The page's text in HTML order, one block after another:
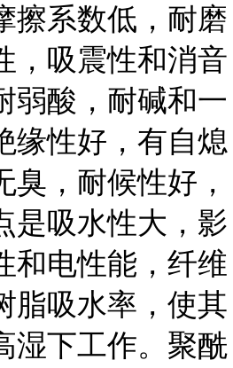
擦系数低，耐磨
，吸震性和消音
弱酸，耐碱和一
缘性好，有自熄
臭，耐候性好，
是吸水性大，影
和电性能，纤维
脂吸水率，使其
湿下工作。聚酰